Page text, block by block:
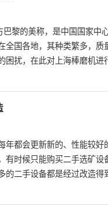
巴黎的美称，是中国国家
全国各地，其种类繁多，质
困扰，在此对上海棒磨机
年都会更新新的、性能较
有时候只能购买二手选矿
的二手设备都是经过改造得